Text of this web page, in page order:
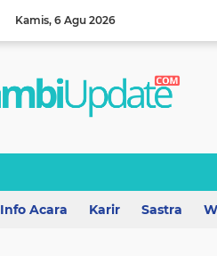
Kamis 6 Agu 2026
Info Acara Karir Sastra